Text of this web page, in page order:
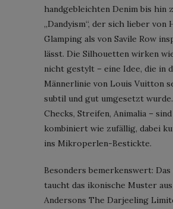
handgebleichten Denim bis hin
„Dandyism“, der sich lieber von
Glamping als von Savile Row
lässt. Die Silhouetten wirken
nicht gestylt – eine Idee, die in
Männerlinie von Louis Vuitton
subtil und gut umgesetzt
Checks, Streifen, Animalia –
kombiniert wie zufällig, dabei
ins Mikroperlen-Bestickte.
Besonders bemerkenswert:
taucht das ikonische Muster aus
Andersons The Darjeeling